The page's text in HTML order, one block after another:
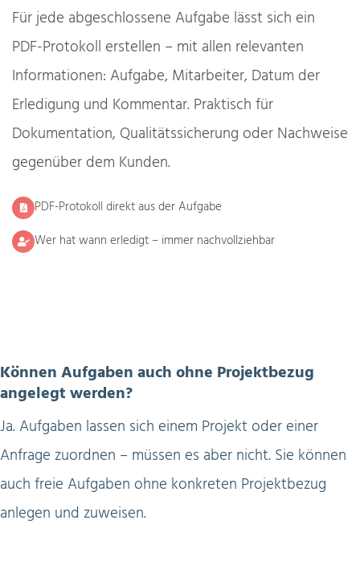
Für jede abgeschlossene Aufgabe lässt sich ein
PDF-Protokoll erstellen – mit allen relevanten
Informationen: Aufgabe, Mitarbeiter, Datum der
Erledigung und Kommentar. Praktisch für
Dokumentation, Qualitätssicherung oder Nachweise
gegenüber dem Kunden.
PDF-Protokoll direkt aus der Aufgabe
Wer hat wann erledigt – immer nachvollziehbar
Können Aufgaben auch ohne Projektbezug
angelegt werden?
Ja. Aufgaben lassen sich einem Projekt oder einer
Anfrage zuordnen – müssen es aber nicht. Sie können
auch freie Aufgaben ohne konkreten Projektbezug
anlegen und zuweisen.